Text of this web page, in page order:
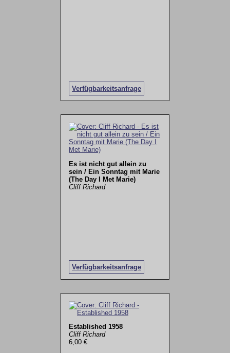
Verfügbarkeitsanfrage
Es ist nicht gut allein zu
sein / Ein Sonntag mit Marie
(The Day I Met Marie)
Cliff Richard
Verfügbarkeitsanfrage
Established 1958
Cliff Richard
6,00 €